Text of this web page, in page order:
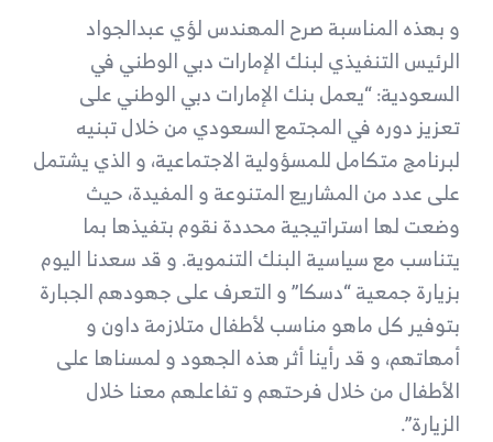
و بهذه المناسبة صرح المهندس لؤي عبدالجواد
الرئيس التنفيذي لبنك الإمارات دبي الوطني في
السعودية: “يعمل بنك الإمارات دبي الوطني على
تعزيز دوره في المجتمع السعودي من خلال تبنيه
لبرنامج متكامل للمسؤولية الاجتماعية، و الذي يشتمل
على عدد من المشاريع المتنوعة و المفيدة، حيث
وضعت لها استراتيجية محددة نقوم بتفيذها بما
يتناسب مع سياسية البنك التنموية. و قد سعدنا اليوم
بزيارة جمعية “دسكا” و التعرف على جهودهم الجبارة
بتوفير كل ماهو مناسب لأطفال متلازمة داون و
أمهاتهم، و قد رأينا أثر هذه الجهود و لمسناها على
الأطفال من خلال فرحتهم و تفاعلهم معنا خلال
الزيارة”.